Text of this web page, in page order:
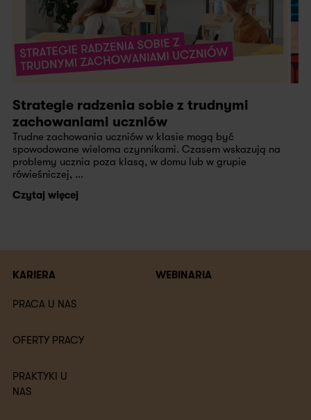
Strategie radzenia sobie z trudnymi
zachowaniami uczniów
Trudne zachowania uczniów w klasie mogą być
spowodowane wieloma czynnikami. Czasem wskazują na
problemy ucznia poza klasą, w domu lub w grupie
rówieśniczej, ...
Czytaj więcej
KARIERA
PRACA U NAS
OFERTY PRACY
PRAKTYKI U
NAS
WEBINARIA